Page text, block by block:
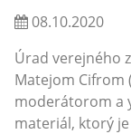
08.10.2020
Úrad verejného
Matejom Cifrom
moderátorom a
materiál, ktorý